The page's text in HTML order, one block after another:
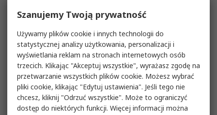
Szanujemy Twoją prywatność
Używamy plików cookie i innych technologii do
statystycznej analizy użytkowania, personalizacji i
wyświetlania reklam na stronach internetowych osób
trzecich. Klikając "Akceptuj wszystkie", wyrażasz zgodę na
przetwarzanie wszystkich plików cookie. Możesz wybrać
pliki cookie, klikając "Edytuj ustawienia". Jeśli tego nie
chcesz, kliknij "Odrzuć wszystkie". Może to ograniczyć
dostęp do niektórych funkcji. Więcej informacji można